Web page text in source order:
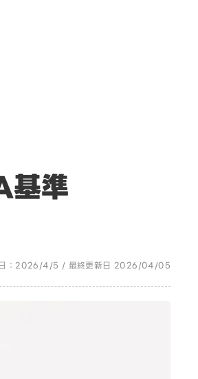
基準
：2026/4/5 / 最終更新日 2026/04/05